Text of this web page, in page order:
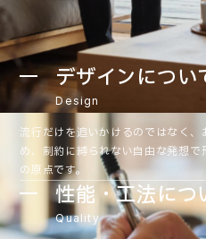
デザインについ
Design
流行だけを追いかけるのではなく
め、制約に縛られない自由な発想
の原点です。
性能・工法につ
Quality